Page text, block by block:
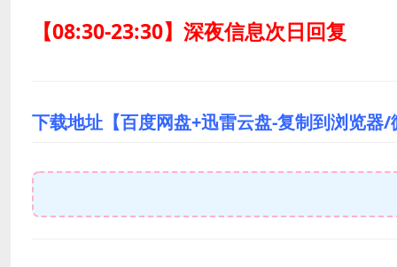
【08:30-23:30】深夜信息次日回复
下载地址【百度网盘+迅雷云盘-复制到浏览器